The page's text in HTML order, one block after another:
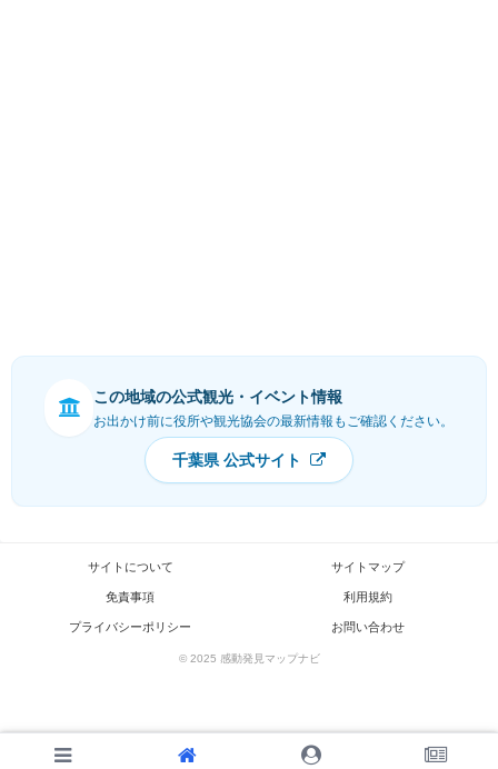
この地域の公式観光・イベント情報
お出かけ前に役所や観光協会の最新情報もご確認ください。
千葉県 公式サイト
サイトについて サイトマップ
免責事項 利用規約
プライバシーポリシー お問い合わせ
© 2025 感動発見マップナビ